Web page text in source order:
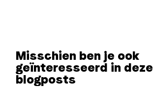
Misschien ben je ook
geïnteresseerd in deze
blogposts